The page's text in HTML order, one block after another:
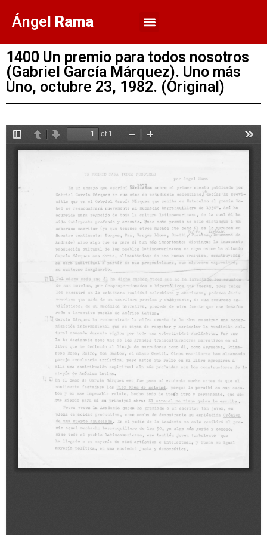
Ángel Rama
1400 Un premio para todos nosotros
(Gabriel García Márquez). Uno más
Uno, octubre 23, 1982. (Original)